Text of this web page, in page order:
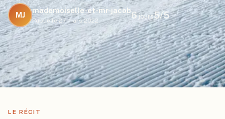
MJ
mademoiselle-et-mr-jacob
Publié le 27 mars 2022
6jours5/5
LE RÉCIT